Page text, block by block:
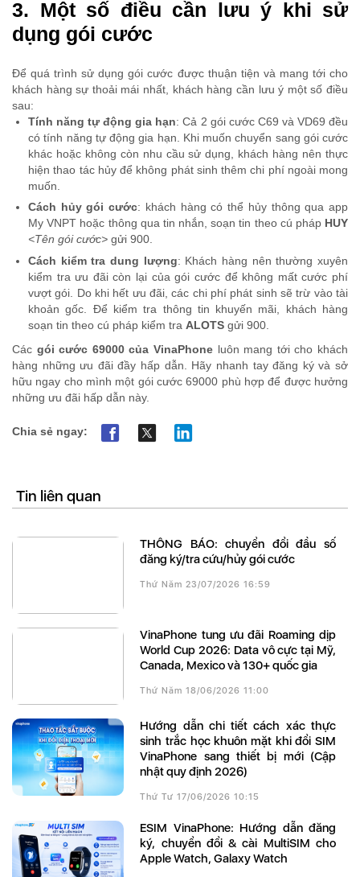
3. Một số điều cần lưu ý khi sử
dụng gói cước
Để quá trình sử dụng gói cước được thuận tiện và mang tới cho
khách hàng sự thoải mái nhất, khách hàng cần lưu ý một số điều
sau:
Tính năng tự động gia hạn: Cả 2 gói cước C69 và VD69 đều
có tính năng tự động gia hạn. Khi muốn chuyển sang gói cước
khác hoặc không còn nhu cầu sử dụng, khách hàng nên thực
hiện thao tác hủy để không phát sinh thêm chi phí ngoài mong
muốn.
Cách hủy gói cước: khách hàng có thể hủy thông qua app
My VNPT hoặc thông qua tin nhắn, soạn tin theo cú pháp HUY
<Tên gói cước> gửi 900.
Cách kiểm tra dung lượng: Khách hàng nên thường xuyên
kiểm tra ưu đãi còn lại của gói cước để không mất cước phí
vượt gói. Do khi hết ưu đãi, các chi phí phát sinh sẽ trừ vào tài
khoản gốc. Để kiểm tra thông tin khuyến mãi, khách hàng
soạn tin theo cú pháp kiểm tra ALOTS gửi 900.
Các gói cước 69000 của VinaPhone luôn mang tới cho khách
hàng những ưu đãi đầy hấp dẫn. Hãy nhanh tay đăng ký và sở
hữu ngay cho mình một gói cước 69000 phù hợp để được hưởng
những ưu đãi hấp dẫn này.
Chia sẻ ngay:
Tin liên quan
THÔNG BÁO: chuyển đổi đầu số
đăng ký/tra cứu/hủy gói cước
Thứ Năm 23/07/2026 16:59
VinaPhone tung ưu đãi Roaming dịp
World Cup 2026: Data vô cực tại Mỹ,
Canada, Mexico và 130+ quốc gia
Thứ Năm 18/06/2026 11:00
Hướng dẫn chi tiết cách xác thực
sinh trắc học khuôn mặt khi đổi SIM
VinaPhone sang thiết bị mới (Cập
nhật quy định 2026)
Thứ Tư 17/06/2026 10:15
eSIM VinaPhone: Hướng dẫn đăng
ký, chuyển đổi & cài MultiSIM cho
Apple Watch, Galaxy Watch